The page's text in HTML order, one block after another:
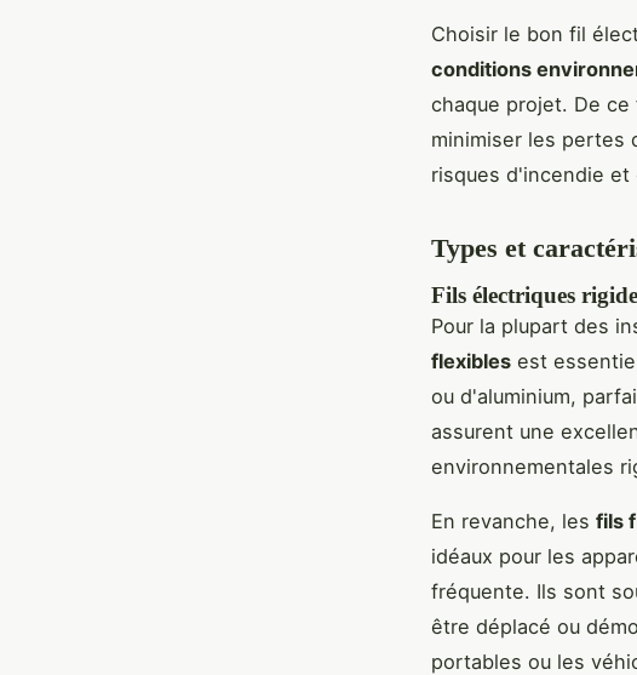
Choisir le bon fil
conditions
chaque projet. De
minimiser les pertes
risques d'incendie
Types et
Fils électriques
Pour la plupart des
flexibles est
ou d'aluminium,
assurent une
environnementales
En revanche, les fils
idéaux pour les
fréquente. Ils sont
être déplacé ou
portables ou les